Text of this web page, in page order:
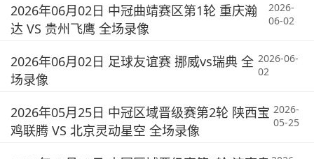
2026年06月02日 中冠曲靖赛区第1轮 重庆瀚
达 VS 贵州飞鹰 全场录像
2026-
06-02
2026年06月02日 足球友谊赛 挪威vs瑞典 全
场录像
2026-06-
02
2026年05月25日 中冠区域晋级赛第2轮 陕西宝
鸡联腾 VS 北京灵动星空 全场录像
2026-
05-25